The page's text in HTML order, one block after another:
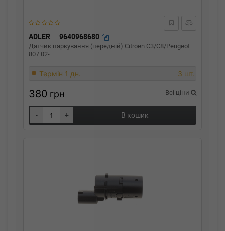
ADLER 9640968680
Датчик паркування (передній) Citroen C3/C8/Peugeot
807 02-
Термін 1 дн. 3 шт.
380 грн Всі ціни
- + В кошик